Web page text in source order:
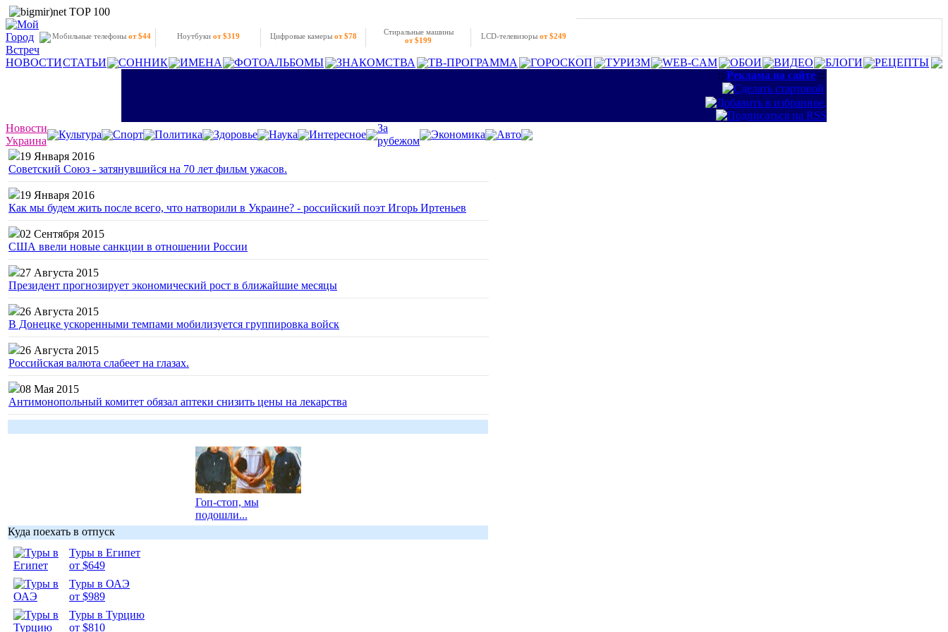
Мобильные телефоны от $44 Ноутбуки от $319 Цифровые камеры от $78
Стиральные машины
от $199
LCD-телевизоры от $249
НОВОСТИСТАТЬИ СОННИК ИМЕНА ФОТОАЛЬБОМЫ ЗНАКОМСТВА ТВ-ПРОГРАММА ГОРОСКОП ТУРИЗМ WEB-CAM ОБОИ ВИДЕО БЛОГИ
РЕЦЕПТЫ
:: Реклама на сайте ::
Новости
Украина
Культура Спорт Политика Здоровье Наука Интересное
За
рубежом
Экономика
Авто
19 Января 2016
Советский Союз - затянувшийся на 70 лет фильм ужасов.
19 Января 2016
Как мы будем жить после всего, что натворили в Украине? - российский поэт Игорь Иртеньев
02 Сентября 2015
США ввели новые санкции в отношении России
27 Августа 2015
Президент прогнозирует экономический рост в ближайшие месяцы
26 Августа 2015
В Донецке ускоренными темпами мобилизуется группировка войск
26 Августа 2015
Российская валюта слабеет на глазах.
08 Мая 2015
Антимонопольный комитет обязал аптеки снизить цены на лекарства
Гоп-стоп, мы
подошли...
Куда поехать в отпуск
Туры в Египет
от $649
Туры в ОАЭ
от $989
Туры в Турцию
от $810